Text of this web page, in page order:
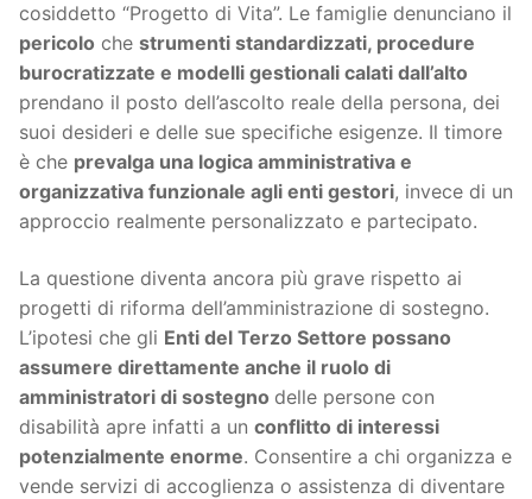
cosiddetto “Progetto di Vita”. Le famiglie denunciano il
pericolo che strumenti standardizzati, procedure
burocratizzate e modelli gestionali calati dall’alto
prendano il posto dell’ascolto reale della persona, dei
suoi desideri e delle sue specifiche esigenze. Il timore
è che prevalga una logica amministrativa e
organizzativa funzionale agli enti gestori, invece di un
approccio realmente personalizzato e partecipato.
La questione diventa ancora più grave rispetto ai
progetti di riforma dell’amministrazione di sostegno.
L’ipotesi che gli Enti del Terzo Settore possano
assumere direttamente anche il ruolo di
amministratori di sostegno delle persone con
disabilità apre infatti a un conflitto di interessi
potenzialmente enorme. Consentire a chi organizza e
vende servizi di accoglienza o assistenza di diventare